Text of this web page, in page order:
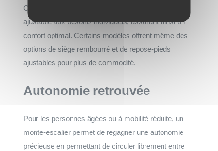
Chaque monte-escalier de la gamme Otolift est
ajustable aux besoins individuels, assurant ainsi un
confort optimal. Certains modèles offrent même des
options de siège rembourré et de repose-pieds
ajustables pour plus de commodité.
Autonomie retrouvée
Pour les personnes âgées ou à mobilité réduite, un
monte-escalier permet de regagner une autonomie
précieuse en permettant de circuler librement entre